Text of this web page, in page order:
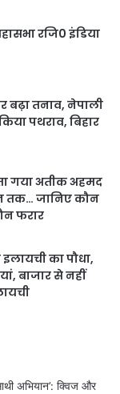
रजि0 इंडिया
बढ़ा तनाव, नेपाली
पथराव, बिहार
गया अतीक अहमद
तक… जानिए कौन
फरार
का पौधा,
बाजार से नहीं
अभियान’: क्विज और